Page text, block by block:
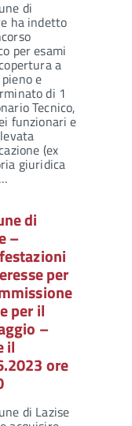
di
ha indetto
per esami
a
e
di 1
Tecnico,
funzionari e
(ex
giuridica
di
–
per
per il
–
il
ore
di Lazise